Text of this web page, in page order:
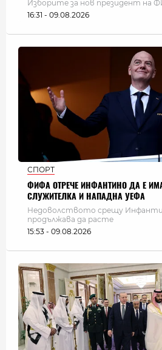
Изборите за нов президент на
16:31 - 09.08.2026
СПОРТ
ФИФА ОТРЕЧЕ ИНФАНТИНО ДА Е
СЛУЖИТЕЛКА И НАПАДНА УЕФА
Недоволството срещу
продължава да расте
15:53 - 09.08.2026